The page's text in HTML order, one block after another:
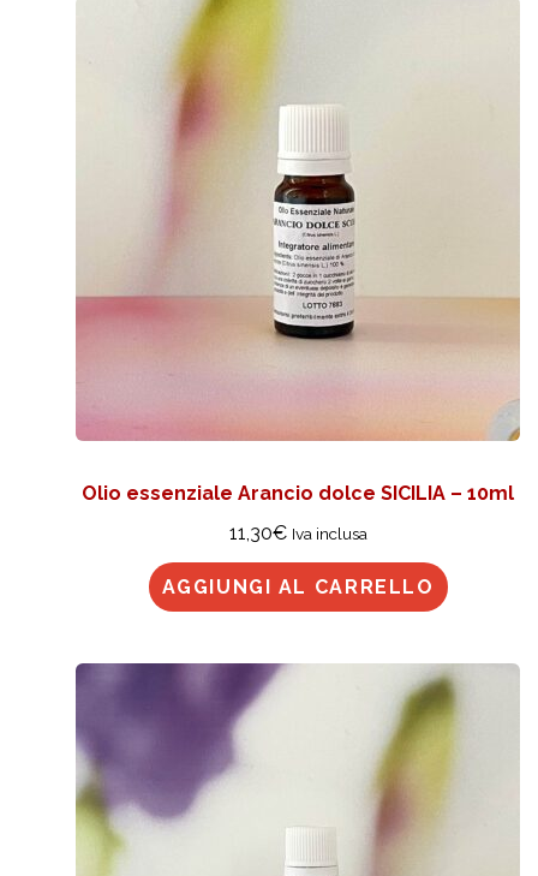
Olio essenziale Arancio dolce SICILIA – 10ml
11,30€ Iva inclusa
AGGIUNGI AL CARRELLO